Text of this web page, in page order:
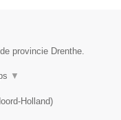
provincie Drenthe.
▼
Holland)